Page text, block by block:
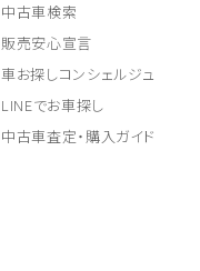
中古車検索
販売安心宣言
車お探しコンシェルジュ
LINEでお車探し
中古車査定・購入ガイド